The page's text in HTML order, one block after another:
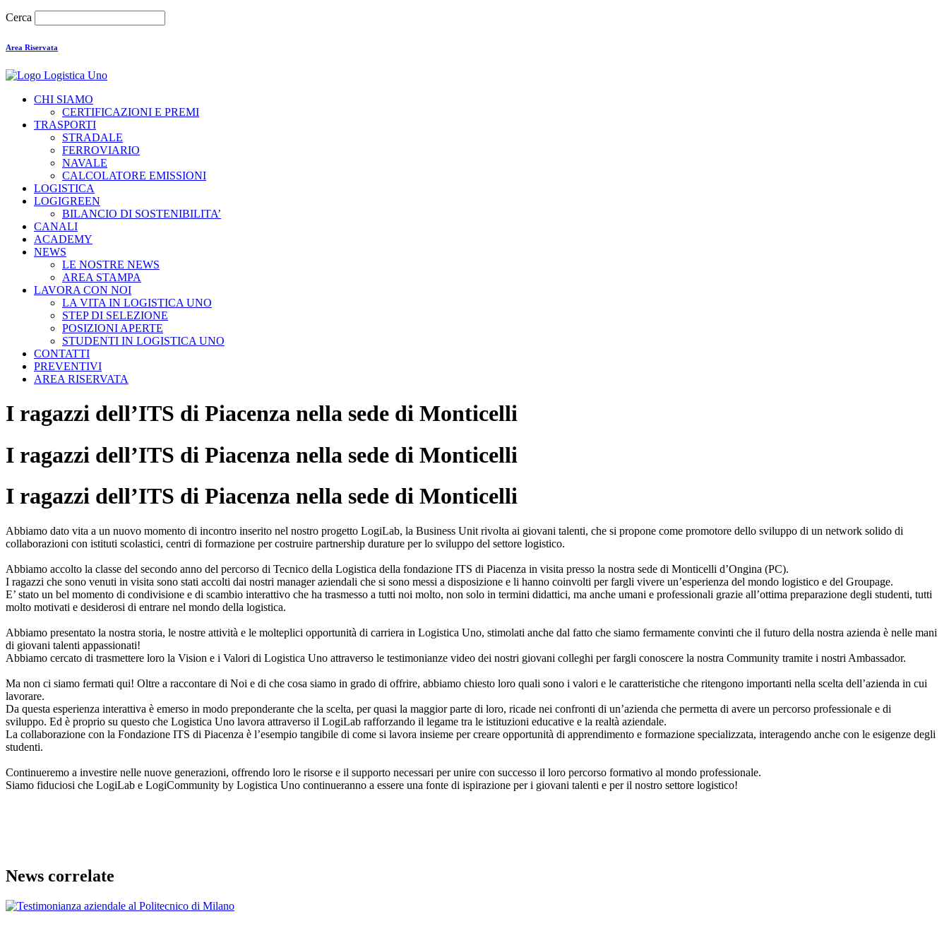
Cerca
Area Riservata
CHI SIAMO
CERTIFICAZIONI E PREMI
TRASPORTI
STRADALE
FERROVIARIO
NAVALE
CALCOLATORE EMISSIONI
LOGISTICA
LOGIGREEN
BILANCIO DI SOSTENIBILITA’
CANALI
ACADEMY
NEWS
LE NOSTRE NEWS
AREA STAMPA
LAVORA CON NOI
LA VITA IN LOGISTICA UNO
STEP DI SELEZIONE
POSIZIONI APERTE
STUDENTI IN LOGISTICA UNO
CONTATTI
PREVENTIVI
AREA RISERVATA
I ragazzi dell’ITS di Piacenza nella sede di Monticelli
I ragazzi dell’ITS di Piacenza nella sede di Monticelli
I ragazzi dell’ITS di Piacenza nella sede di Monticelli
Abbiamo dato vita a un nuovo momento di incontro inserito nel nostro progetto LogiLab, la Business Unit rivolta ai giovani talenti, che si propone come promotore dello sviluppo di un network solido di
collaborazioni con istituti scolastici, centri di formazione per costruire partnership durature per lo sviluppo del settore logistico.
Abbiamo accolto la classe del secondo anno del percorso di Tecnico della Logistica della fondazione ITS di Piacenza in visita presso la nostra sede di Monticelli d’Ongina (PC).
I ragazzi che sono venuti in visita sono stati accolti dai nostri manager aziendali che si sono messi a disposizione e li hanno coinvolti per fargli vivere un’esperienza del mondo logistico e del Groupage.
E’ stato un bel momento di condivisione e di scambio interattivo che ha trasmesso a tutti noi molto, non solo in termini didattici, ma anche umani e professionali grazie all’ottima preparazione degli studenti, tutti
molto motivati e desiderosi di entrare nel mondo della logistica.
Abbiamo presentato la nostra storia, le nostre attività e le molteplici opportunità di carriera in Logistica Uno, stimolati anche dal fatto che siamo fermamente convinti che il futuro della nostra azienda è nelle mani
di giovani talenti appassionati!
Abbiamo cercato di trasmettere loro la Vision e i Valori di Logistica Uno attraverso le testimonianze video dei nostri giovani colleghi per fargli conoscere la nostra Community tramite i nostri Ambassador.
Ma non ci siamo fermati qui! Oltre a raccontare di Noi e di che cosa siamo in grado di offrire, abbiamo chiesto loro quali sono i valori e le caratteristiche che ritengono importanti nella scelta dell’azienda in cui
lavorare.
Da questa esperienza interattiva è emerso in modo preponderante che la scelta, per quasi la maggior parte di loro, ricade nei confronti di un’azienda che permetta di avere un percorso professionale e di
sviluppo. Ed è proprio su questo che Logistica Uno lavora attraverso il LogiLab rafforzando il legame tra le istituzioni educative e la realtà aziendale.
La collaborazione con la Fondazione ITS di Piacenza è l’esempio tangibile di come si lavora insieme per creare opportunità di apprendimento e formazione specializzata, interagendo anche con le esigenze degli
studenti.
Continueremo a investire nelle nuove generazioni, offrendo loro le risorse e il supporto necessari per unire con successo il loro percorso formativo al mondo professionale.
Siamo fiduciosi che LogiLab e LogiCommunity by Logistica Uno continueranno a essere una fonte di ispirazione per i giovani talenti e per il nostro settore logistico!
News correlate